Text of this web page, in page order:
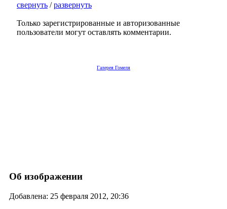
свернуть /развернуть
Только зарегистрированные и авторизованные
пользователи могут оставлять комментарии.
Галерея Гомеля
Об изображении
Добавлена: 25 февраля 2012, 20:36